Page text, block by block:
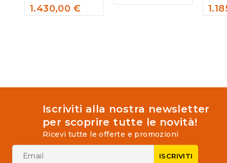
0
1.430,00 €
out
0
Iscriviti alla nostra newsletter
per scoprire tutte le novità!
Ricevi tutte le offerte e promozioni